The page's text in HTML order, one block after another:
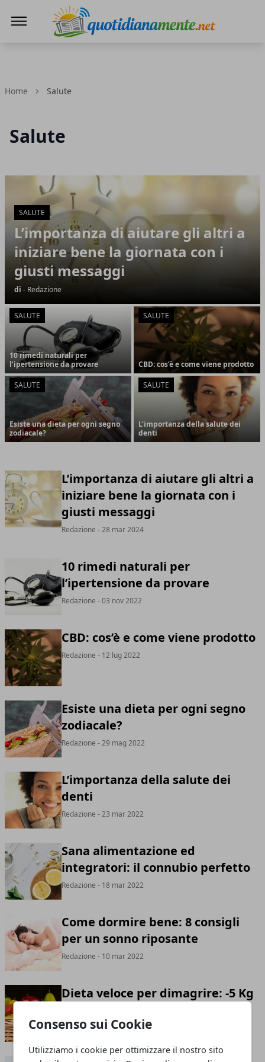
Consenso sui Cookie
Utilizziamo i cookie per ottimizzare il nostro sito
Home Salute
Salute
Articoli in Evidenza
SALUTE
L’importanza di aiutare gli altri a
iniziare bene la giornata con i
giusti messaggi
di - Redazione
SALUTE
10 rimedi naturali per
l’ipertensione da provare
SALUTE
CBD: cos’è e come viene prodotto
SALUTE
Esiste una dieta per ogni segno
zodiacale?
SALUTE
L’importanza della salute dei
denti
L’importanza di aiutare gli altri a
iniziare bene la giornata con i
giusti messaggi
Redazione - 28 mar 2024
10 rimedi naturali per
l’ipertensione da provare
Redazione - 03 nov 2022
CBD: cos’è e come viene prodotto
Redazione - 12 lug 2022
Esiste una dieta per ogni segno
zodiacale?
Redazione - 29 mag 2022
L’importanza della salute dei
denti
Redazione - 23 mar 2022
Sana alimentazione ed
integratori: il connubio perfetto
Redazione - 18 mar 2022
Come dormire bene: 8 consigli
per un sonno riposante
Redazione - 10 mar 2022
Dieta veloce per dimagrire: -5 Kg
Redazione- 27 gen 2022